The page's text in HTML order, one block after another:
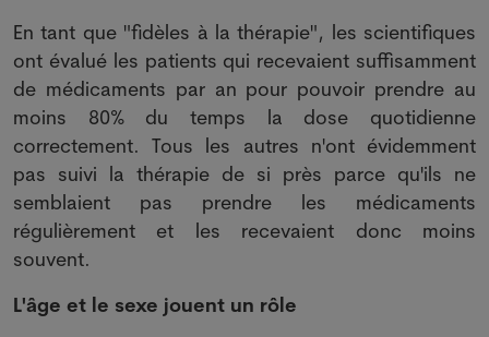
En tant que "fidèles à la thérapie", les scientifiques
ont évalué les patients qui recevaient suffisamment
de médicaments par an pour pouvoir prendre au
moins 80% du temps la dose quotidienne
correctement. Tous les autres n'ont évidemment
pas suivi la thérapie de si près parce qu'ils ne
semblaient pas prendre les médicaments
régulièrement et les recevaient donc moins
souvent.
L'âge et le sexe jouent un rôle